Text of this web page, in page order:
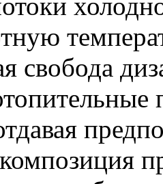
свобода